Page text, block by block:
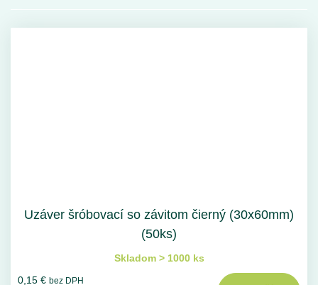
Uzáver šróbovací so závitom čierný (30x60mm)
(50ks)
Skladom > 1000 ks
0,15 € bez DPH